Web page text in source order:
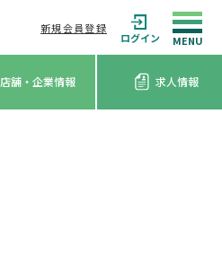
新規会員登録
ログイン
店舗・企業情報 求人情報